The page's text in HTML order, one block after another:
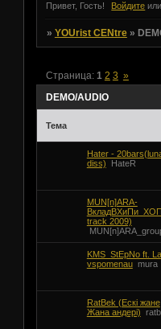
Привет, Гость! Войдите
» YOUrist CENtre »
DEMO/AUDIO
Страница: 1 2 3 »
Тема
Hater -
diss)
HateR
MUN[n]ARA-
track 2009)
KMS_StEpNo ft.
vspomenau mura
RatBek (Ескi жане
Жана андерi)